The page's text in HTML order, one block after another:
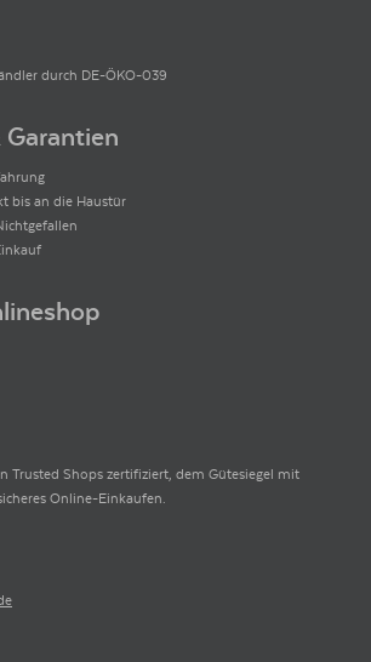
durch DE-ÖKO-039
bis an die Haustür
Trusted Shops zertifiziert, dem Gütesiegel mit
Online-Einkaufen.